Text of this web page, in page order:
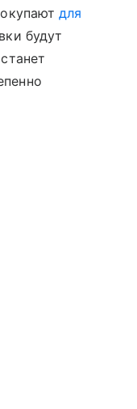
для
будут